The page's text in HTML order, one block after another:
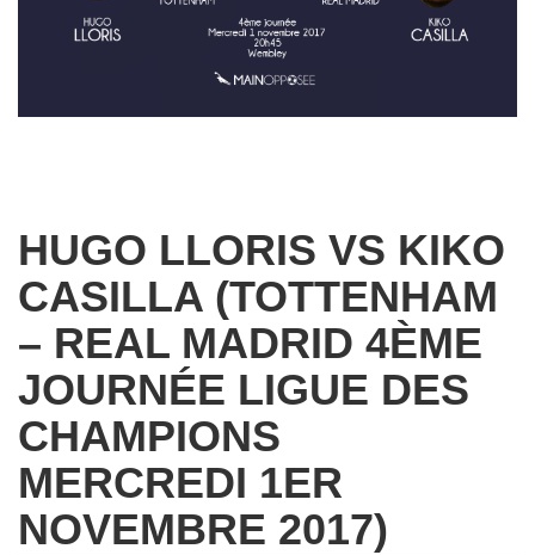
HUGO LLORIS VS KIKO
CASILLA (TOTTENHAM
– REAL MADRID 4ÈME
JOURNÉE LIGUE DES
CHAMPIONS
MERCREDI 1ER
NOVEMBRE 2017)